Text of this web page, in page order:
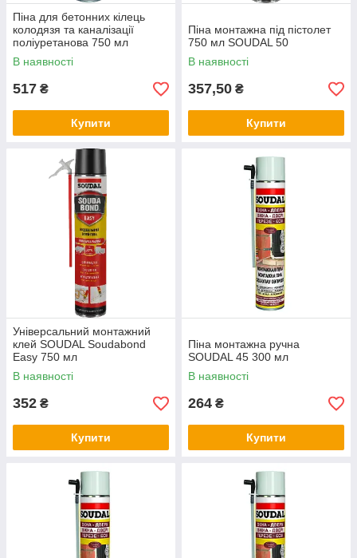
Піна для бетонних кілець
колодязя та каналізації
поліуретанова 750 мл
SOUDAL
В наявності
517 ₴
Купити
Піна монтажна під пістолет
750 мл SOUDAL 50
В наявності
357,50 ₴
Купити
Універсальний монтажний
клей SOUDAL Soudabond
Easy 750 мл
В наявності
352 ₴
Купити
Піна монтажна ручна
SOUDAL 45 300 мл
В наявності
264 ₴
Купити